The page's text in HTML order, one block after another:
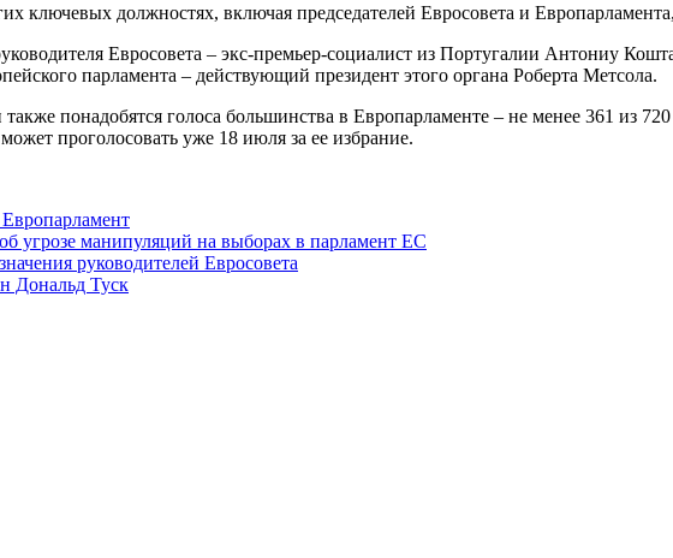
ключевых должностях, включая председателей Евросовета и
Евросовета – экс-премьер-социалист из Португалии Антониу
парламента – действующий президент этого органа Роберта Метсола.
понадобятся голоса большинства в Европарламенте – не менее 361 из
проголосовать уже 18 июля за ее избрание.
угрозе манипуляций на выборах в парламент ЕС
руководителей Евросовета
Дональд Туск